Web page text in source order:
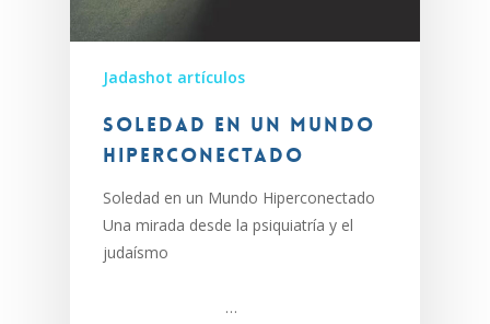
Jadashot artículos
Soledad en un Mundo
Hiperconectado
Soledad en un Mundo Hiperconectado
Una mirada desde la psiquiatría y el
judaísmo
…